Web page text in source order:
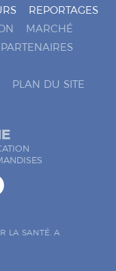
REPORTAGES
MARCHÉ
PARTENAIRES
PLAN DU SITE
LA SANTÉ. A